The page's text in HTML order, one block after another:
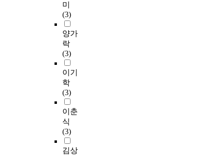
미
(3)
양가
락
(3)
이기
학
(3)
이춘
식
(3)
김상